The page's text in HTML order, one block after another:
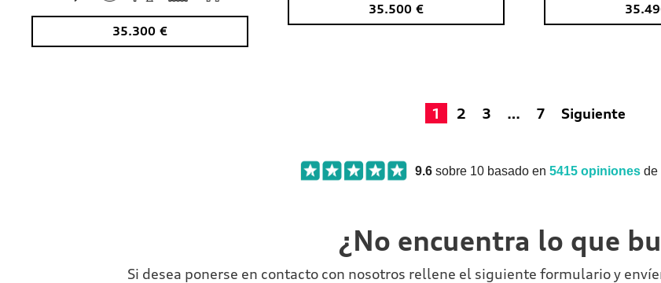
35.300 €
35.500 €
1 2 3 … 7 Siguiente
9.6 sobre 10 basado en5415 opiniones de
¿No encuentra lo que
Si desea ponerse en contacto con nosotros rellene el siguiente formulario y